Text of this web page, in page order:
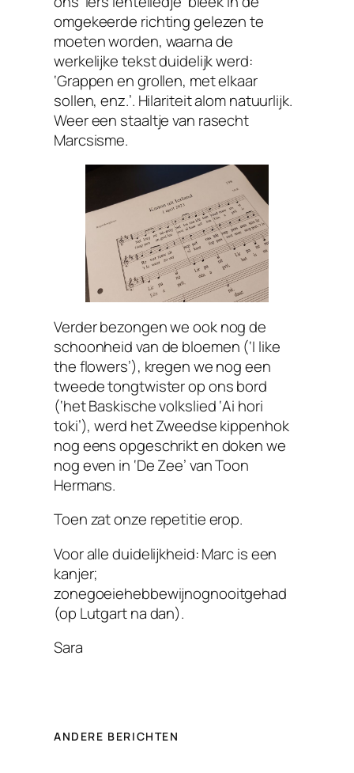
omgekeerde richting gelezen te
moeten worden, waarna de
werkelijke tekst duidelijk werd:
‘Grappen en grollen, met elkaar
sollen, enz.’. Hilariteit alom natuurlijk.
Weer een staaltje van rasecht
Marcsisme.
Verder bezongen we ook nog de
schoonheid van de bloemen (‘I like
the flowers’), kregen we nog een
tweede tongtwister op ons bord
(‘het Baskische volkslied ‘Ai hori
toki’), werd het Zweedse kippenhok
nog eens opgeschrikt en doken we
nog even in ‘De Zee’ van Toon
Hermans.
Toen zat onze repetitie erop.
Voor alle duidelijkheid: Marc is een
kanjer;
zonegoeiehebbewijnognooitgehad
(op Lutgart na dan).
Sara
ANDERE BERICHTEN